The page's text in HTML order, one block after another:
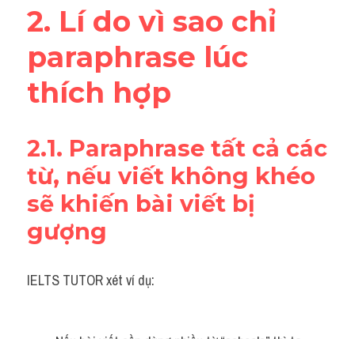
Listening
Writing
Business
2. Lí do vì sao chỉ
paraphrase lúc
thích hợp
2.1. Paraphrase tất cả các
từ, nếu viết không khéo
sẽ khiến bài viết bị
gượng
IELTS TUTOR xét ví dụ: